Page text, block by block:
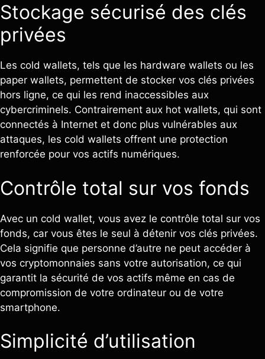
Stockage sécurisé des clés
privées
Les cold wallets, tels que les hardware wallets ou les
paper wallets, permettent de stocker vos clés privées
hors ligne, ce qui les rend inaccessibles aux
cybercriminels. Contrairement aux hot wallets, qui sont
connectés à Internet et donc plus vulnérables aux
attaques, les cold wallets offrent une protection
renforcée pour vos actifs numériques.
Contrôle total sur vos fonds
Avec un cold wallet, vous avez le contrôle total sur vos
fonds, car vous êtes le seul à détenir vos clés privées.
Cela signifie que personne d’autre ne peut accéder à
vos cryptomonnaies sans votre autorisation, ce qui
garantit la sécurité de vos actifs même en cas de
compromission de votre ordinateur ou de votre
smartphone.
Simplicité d’utilisation